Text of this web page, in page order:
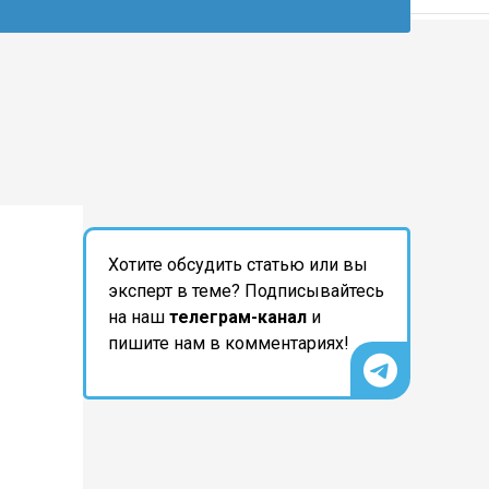
Хотите обсудить статью или вы
эксперт в теме? Подписывайтесь
на наш телеграм-канал и
пишите нам в комментариях!